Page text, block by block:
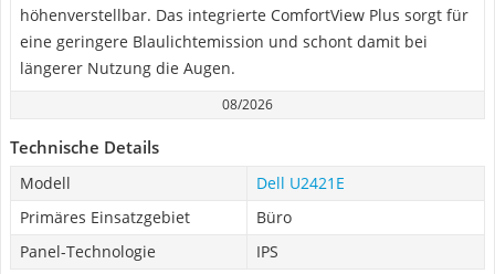
höhenverstellbar. Das integrierte ComfortView Plus sorgt für
eine geringere Blaulichtemission und schont damit bei
längerer Nutzung die Augen.
08/2026
Technische Details
Modell
Dell U2421E
Primäres Einsatzgebiet
Büro
Panel-Technologie
IPS